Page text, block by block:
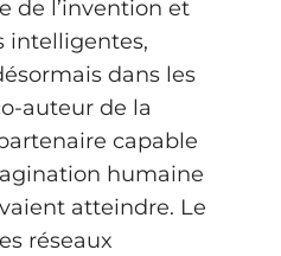
de l’invention et
intelligentes,
dans les
auteur de la
capable
humaine
atteindre. Le
réseaux